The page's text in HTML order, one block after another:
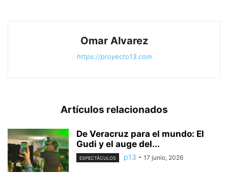
Omar Alvarez
https://proyecto13.com
Artículos relacionados
De Veracruz para el mundo: El
Gudi y el auge del...
ESPECTÁCULOS p13 - 17 junio, 2026